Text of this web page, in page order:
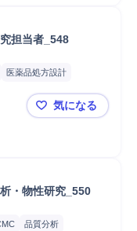
担当者_548
医薬品処方設計
中外製薬株
気になる
・物性研究_550
品質分析